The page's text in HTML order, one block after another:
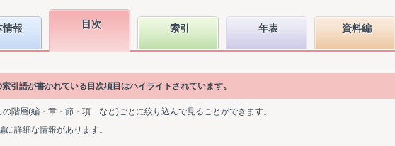
情報 目次 索引 年表 資料編
引語が書かれている目次項目はハイライトされています。
の階層(編・章・節・項…など)ごとに絞り込んで見ることができます。
に詳細な情報があります。